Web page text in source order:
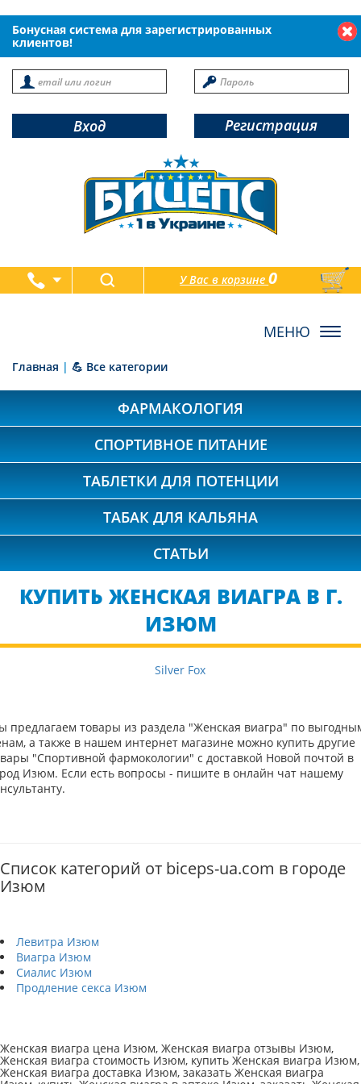
Бонусная система для зарегистрированных
клиентов!
Вход Регистрация
У Вас в корзине0
товаров
Главная | 💪 Все категории
ФАРМАКОЛОГИЯ
СПОРТИВНОЕ ПИТАНИЕ
ТАБЛЕТКИ ДЛЯ ПОТЕНЦИИ
ТАБАК ДЛЯ КАЛЬЯНА
СТАТЬИ
КУПИТЬ ЖЕНСКАЯ ВИАГРА В Г.
ИЗЮМ
Silver Fox
предлагаем товары из раздела "Женская виагра" по
а также в нашем интернет магазине можно купить другие
"Спортивной фармокологии" с доставкой Новой почтой в
Изюм. Если есть вопросы - пишите в онлайн чат нашему
Список категорий от biceps-ua.com в городе
Изюм
Левитра Изюм
Виагра Изюм
Сиалис Изюм
Продление секса Изюм
Женская виагра цена Изюм, Женская виагра отзывы Изюм,
Женская виагра стоимость Изюм, купить Женская виагра Изюм,
Женская виагра доставка Изюм, заказать Женская виагра